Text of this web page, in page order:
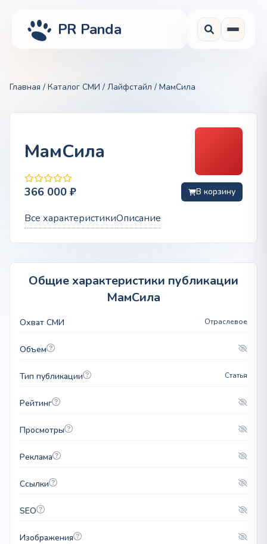
PR Panda
Главная / Каталог СМИ / Лайфстайл / МамСила
МамСила
366 000 ₽ В корзину
Все характеристикиОписание
Общие характеристики публикации
МамСила
Охват СМИ Отраслевое
Объем
Тип публикации Статья
Рейтинг
Просмотры
Реклама
Ссылки
SEO
Изображения